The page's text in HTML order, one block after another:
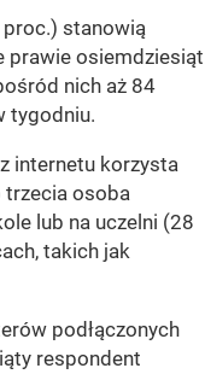
proc.) stanowią
prawie osiemdziesiąt
nich aż 84
tygodniu.
internetu korzysta
trzecia osoba
lub na uczelni (28
takich jak
podłączonych
respondent